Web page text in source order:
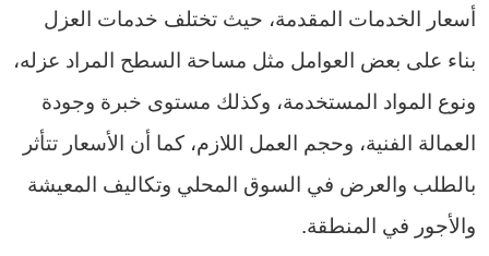
أسعار الخدمات المقدمة، حيث تختلف خدمات العزل
بناء على بعض العوامل مثل مساحة السطح المراد عزله،
ونوع المواد المستخدمة، وكذلك مستوى خبرة وجودة
العمالة الفنية، وحجم العمل اللازم، كما أن الأسعار تتأثر
بالطلب والعرض في السوق المحلي وتكاليف المعيشة
والأجور في المنطقة.